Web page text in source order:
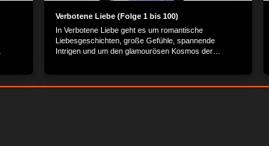
Verbotene Liebe (Folge 1 bis 100)
In Verbotene Liebe geht es um romantische
Liebesgeschichten, große Gefühle, spannende
Intrigen und um den glamourösen Kosmos der